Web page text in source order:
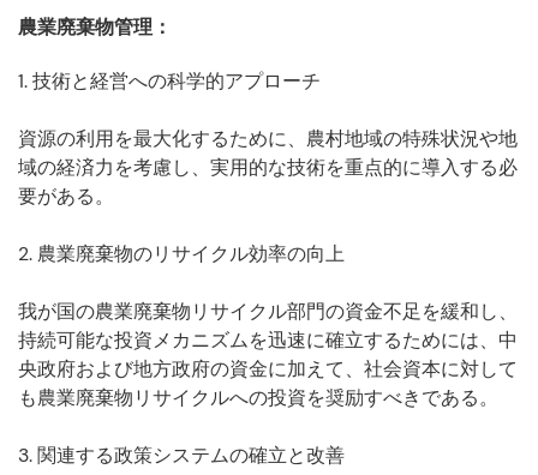
農業廃棄物管理 ：
1. 技術と経営への科学的アプローチ
資源の利用を最大化するために、農村地域の特殊状況や地
域の経済力を考慮し、実用的な技術を重点的に導入する必
要がある。
2. 農業廃棄物のリサイクル効率の向上
我が国の農業廃棄物リサイクル部門の資金不足を緩和し、
持続可能な投資メカニズムを迅速に確立するためには、中
央政府および地方政府の資金に加えて、社会資本に対して
も農業廃棄物リサイクルへの投資を奨励すべきである。
3. 関連する政策システムの確立と改善